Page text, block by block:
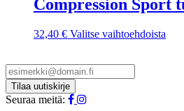
Compression Sport
32,40 € Valitse vaihtoehdoista
Seuraa meitä: